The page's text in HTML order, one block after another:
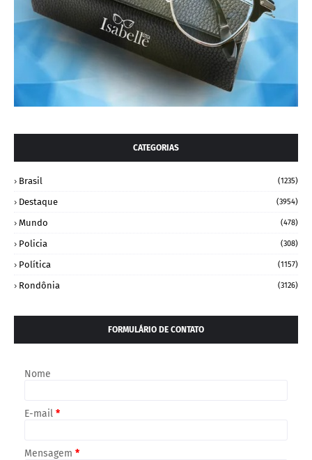
CATEGORIAS
Brasil (1235)
Destaque (3954)
Mundo (478)
Policia (308)
Política (1157)
Rondônia (3126)
FORMULÁRIO DE CONTATO
Nome
E-mail *
Mensagem *